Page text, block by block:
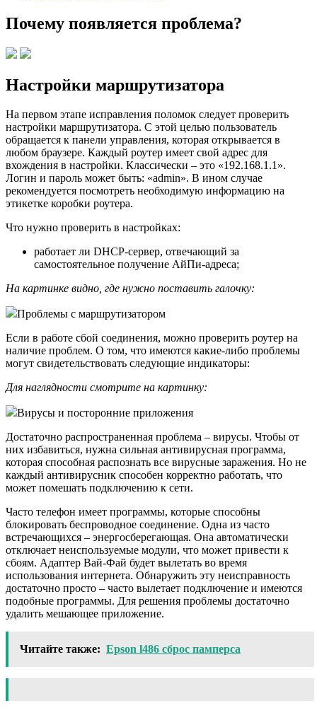
Почему появляется проблема?
Настройки маршрутизатора
На первом этапе исправления поломок следует проверить
настройки маршрутизатора. С этой целью пользователь
обращается к панели управления, которая открывается в
любом браузере. Каждый роутер имеет свой адрес для
вхождения в настройки. Классически – это «192.168.1.1».
Логин и пароль может быть: «admin». В ином случае
рекомендуется посмотреть необходимую информацию на
этикетке коробки роутера.
Что нужно проверить в настройках:
работает ли DHCP-сервер, отвечающий за
самостоятельное получение АйПи-адреса;
На картинке видно, где нужно поставить галочку:
Проблемы с маршрутизатором
Если в работе сбой соединения, можно проверить роутер на
наличие проблем. О том, что имеются какие-либо проблемы
могут свидетельствовать следующие индикаторы:
Для наглядности смотрите на картинку:
Вирусы и посторонние приложения
Достаточно распространенная проблема – вирусы. Чтобы от
них избавиться, нужна сильная антивирусная программа,
которая способная распознать все вирусные заражения. Но не
каждый антивирусник способен корректно работать, что
может помешать подключению к сети.
Часто телефон имеет программы, которые способны
блокировать беспроводное соединение. Одна из часто
встречающихся – энергосберегающая. Она автоматически
отключает неиспользуемые модули, что может привести к
сбоям. Адаптер Вай-Фай будет вылетать во время
использования интернета. Обнаружить эту неисправность
достаточно просто – часто вылетает подключение и имеются
подобные программы. Для решения проблемы достаточно
удалить мешающее приложение.
Читайте также: Epson l486 сброс памперса